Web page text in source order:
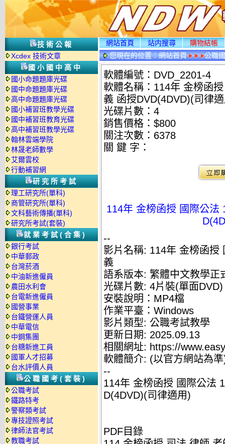
技術公報
Xcdex 技術文章
國小國中高中
國小命題題庫光碟
國中命題題庫光碟
高中命題題庫光碟
國小補習班教學光碟
國中補習班教育光碟
高中補習班教學光碟
翰林雲端學院
林晟老師數學
艾爾雲校
行動補習網
研究所考試
理工研究所(單科)
商管研究所(單科)
文科藝術傳播(單科)
研究所考試(套裝)
就業考試(合集)
銀行考試
中華郵政
台灣菸酒
中油新進僱員
農田水利會
台電新進僱員
國營事業
台鐵營運人員
中華電信
中鋼集團
台糖新進工員
國軍人才招募
台水評價人員
公職國考(套裝)
公職考試
鐵路特考
警察類考試
專技證照考試
律師法官考試
教職考試
網站首頁 站内搜尋
購物結帳
您現在的位置：網站首頁
公職
情
軟體編號：DVD_2201-4
軟體名稱：114年 金榜函
義 函授DVD(4DVD)(司律
光碟片數：4
銷售價格：$800
關注次數： 6378
關 鍵 字：
114年 金榜函授 國際公法
--
影片名稱: 114年 金榜函授
義
語系版本: 繁體中文教學正
光碟片數: 4片裝(單面DVD)
安裝說明：MP4檔
作業平臺：Windows
影片類型: 公職考試教學
更新日期: 2025.09.13
相關網址: https://
軟體簡介: (以官方網站為
--
114年 金榜函授 國際公法
D(4DVD)(司律適用)
PDF目錄